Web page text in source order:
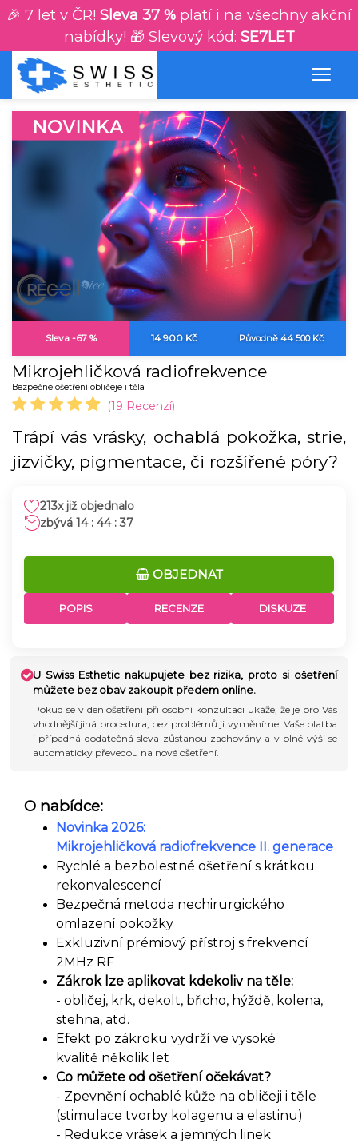
🎉 7 let v ČR! Sleva 37 % platí i na všechny akční
nabídky! 🎁 Slevový kód: SE7LET
Sleva -67 % 14 900 Kč Původně 44 500 Kč
Mikrojehličková radiofrekvence
Bezpečné ošetření obličeje i těla
(19 Recenzí)
Trápí vás vrásky, ochablá pokožka, strie,
jizvičky, pigmentace, či rozšířené póry?
213x již objednalo
14 : 44 : 36
OBJEDNAT
POPIS RECENZE DISKUZE
U Swiss Esthetic nakupujete bez rizika, proto si ošetření
můžete bez obav zakoupit předem online.
Pokud se v den ošetření při osobní konzultaci ukáže, že je pro Vás
vhodnější jiná procedura, bez problémů ji vyměníme. Vaše platba
i případná dodatečná sleva zůstanou zachovány a v plné výši se
automaticky převedou na nové ošetření.
O nabídce:
Novinka 2026:
Mikrojehličková radiofrekvence II. generace
Rychlé a bezbolestné ošetření s krátkou
rekonvalescencí
Bezpečná metoda nechirurgického
omlazení pokožky
Exkluzivní prémiový přístroj s frekvencí
2MHz RF
Zákrok lze aplikovat kdekoliv na těle:
- obličej, krk, dekolt, břicho, hýždě, kolena,
stehna, atd.
Efekt po zákroku vydrží ve vysoké
kvalitě několik let
Co můžete od ošetření očekávat?
- Zpevnění ochablé kůže na obličeji i těle
(stimulace tvorby kolagenu a elastinu)
- Redukce vrásek a jemných linek